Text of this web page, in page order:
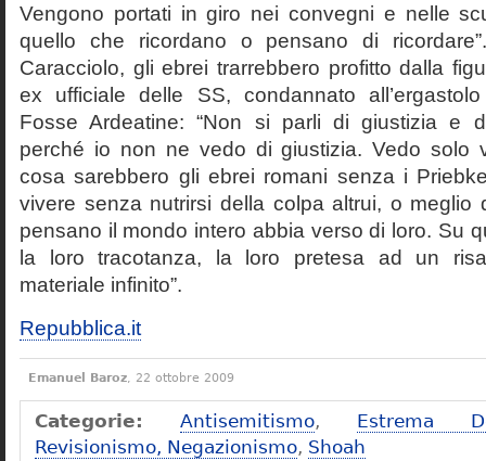
Vengono portati in giro nei convegni e nelle
quello che ricordano o pensano di
Caracciolo, gli ebrei trarrebbero profitto dalla
ex ufficiale delle SS, condannato
Fosse Ardeatine: “Non si parli di giustizia e
perché io non ne vedo di giustizia. Vedo solo
cosa sarebbero gli ebrei romani senza i
vivere senza nutrirsi della colpa altrui, o meglio
pensano il mondo intero abbia verso di loro. Su
la loro tracotanza, la loro pretesa ad un
materiale infinito”.
Repubblica.it
Emanuel Baroz, 22 ottobre 2009
Categorie: Antisemitismo, Estrema
Revisionismo, Negazionismo, Shoah